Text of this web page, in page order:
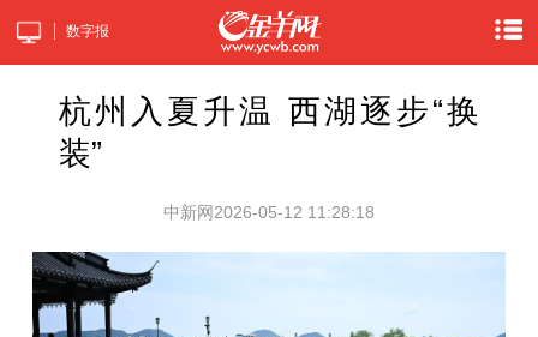
数字报
杭州入夏升温 西湖逐步“换
装”
中新网2026-05-12 11:28:18